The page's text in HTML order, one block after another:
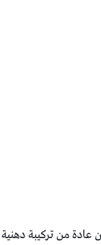
عادة من تركيبة